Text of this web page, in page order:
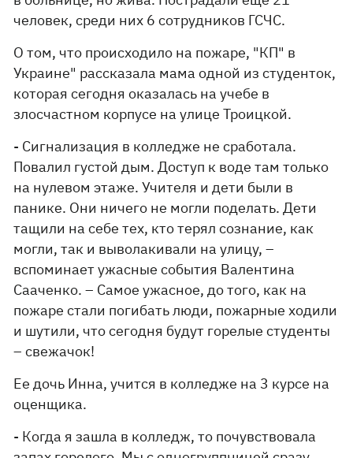
человек, среди них 6 сотрудников ГСЧС.
О том, что происходило на пожаре, "КП" в
Украине" рассказала мама одной из студенток,
которая сегодня оказалась на учебе в
злосчастном корпусе на улице Троицкой.
- Сигнализация в колледже не сработала.
Повалил густой дым. Доступ к воде там только
на нулевом этаже. Учителя и дети были в
панике. Они ничего не могли поделать. Дети
тащили на себе тех, кто терял сознание, как
могли, так и выволакивали на улицу, –
вспоминает ужасные события Валентина
Сааченко. – Самое ужасное, до того, как на
пожаре стали погибать люди, пожарные ходили
и шутили, что сегодня будут горелые студенты
– свежачок!
Ее дочь Инна, учится в колледже на 3 курсе на
оценщика.
- Когда я зашла в колледж, то почувствовала